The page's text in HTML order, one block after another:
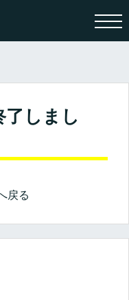
了しまし
戻る